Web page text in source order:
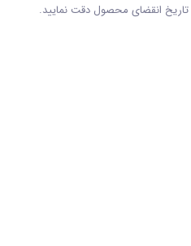
تاریخ انقضای محصول دقت نمایید.